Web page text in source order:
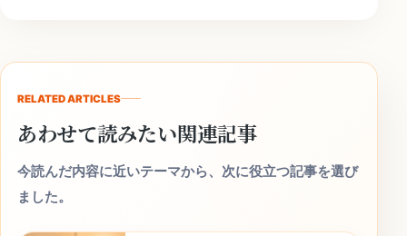
RELATED ARTICLES
あわせて読みたい関連記事
今読んだ内容に近いテーマから、次に役立つ記事を選び
ました。